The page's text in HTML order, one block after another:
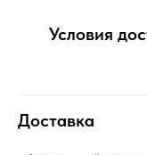
Условия
Доставка